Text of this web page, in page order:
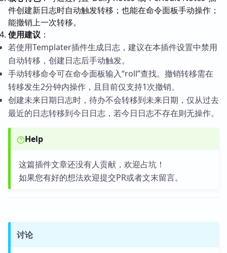
件创建新日志时自动触发转移；也能在命令面板手动操作；
能撤销上一次转移。
使用建议 ：
若使用Templater插件生成日志，建议在本插件设置中禁用
自动转移，创建日志后手动触发。
手动转移命令可在命令面板输入“roll”查找。撤销转移需在
转移发生2分钟内操作，且目前仅支持1次撤销。
创建未来日期日志时，待办不会转移到未来日期，仅从过去
最近的日志转移到今日日志，若今日日志不存在则无操作。
Help
这篇插件文章还没有人贡献，欢迎占坑！
如果您有好的想法欢迎提交PR或者文末留言。
讨论